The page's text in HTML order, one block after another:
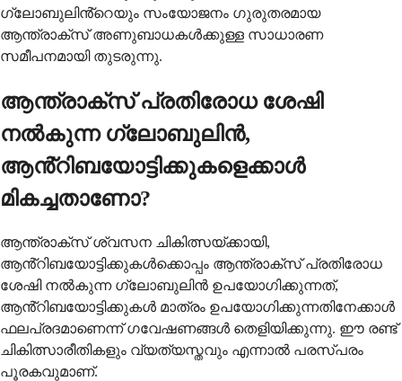
ഗ്ലോബുലിൻ്റെയും സംയോജനം ഗുരുതരമായ
ആന്ത്രാക്സ് അണുബാധകൾക്കുള്ള സാധാരണ
സമീപനമായി തുടരുന്നു.
ആന്ത്രാക്സ് പ്രതിരോധ ശേഷി
നൽകുന്ന ഗ്ലോബുലിൻ,
ആൻ്റിബയോട്ടിക്കുകളെക്കാൾ
മികച്ചതാണോ?
ആന്ത്രാക്സ് ശ്വസന ചികിത്സയ്ക്കായി,
ആൻ്റിബയോട്ടിക്കുകൾക്കൊപ്പം ആന്ത്രാക്സ് പ്രതിരോധ
ശേഷി നൽകുന്ന ഗ്ലോബുലിൻ ഉപയോഗിക്കുന്നത്,
ആൻ്റിബയോട്ടിക്കുകൾ മാത്രം ഉപയോഗിക്കുന്നതിനേക്കാൾ
ഫലപ്രദമാണെന്ന് ഗവേഷണങ്ങൾ തെളിയിക്കുന്നു. ഈ രണ്ട്
ചികിത്സാരീതികളും വ്യത്യസ്തവും എന്നാൽ പരസ്പരം
പൂരകവുമാണ്.